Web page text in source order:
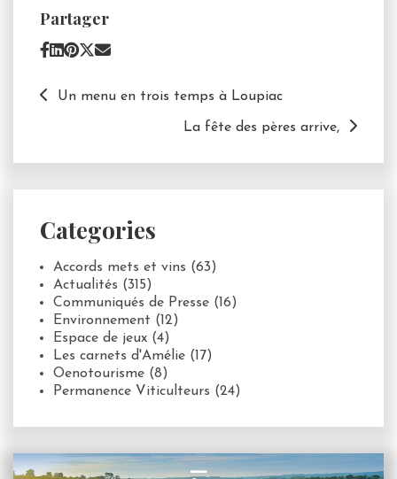
Partager
Un menu en trois temps à Loupiac
La fête des pères arrive,
Categories
Accords mets et vins (63)
Actualités (315)
Communiqués de Presse (16)
Environnement (12)
Espace de jeux (4)
Les carnets d'Amélie (17)
Oenotourisme (8)
Permanence Viticulteurs (24)